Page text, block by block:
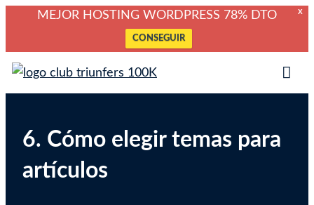
X
MEJOR HOSTING WORDPRESS 78% DTO
CONSEGUIR
Saltar
Club Triunfers
Club de Emprendedores Online
6. Cómo elegir temas para
artículos